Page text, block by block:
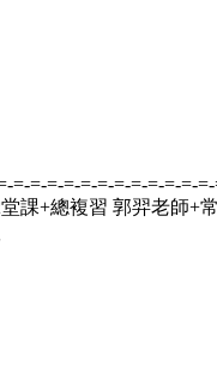
=-=-=-=-=-=-=-=-=-=-=-
課+總複習 郭羿老師+